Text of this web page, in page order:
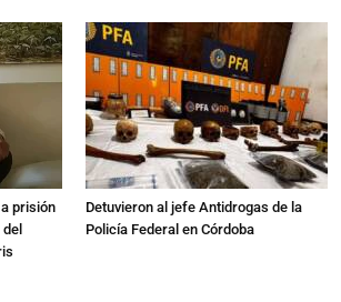
prisión
Detuvieron al jefe Antidrogas de la
Policía Federal en Córdoba